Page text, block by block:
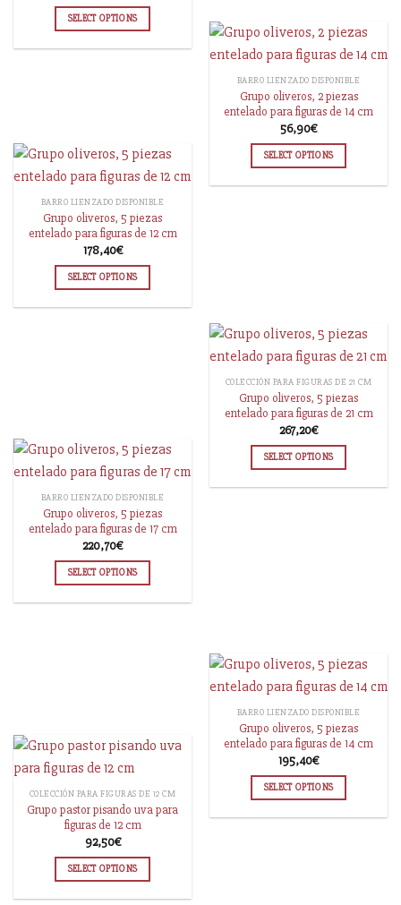
SELECT OPTIONS
BARRO LIENZADO DISPONIBLE
Grupo oliveros, 2 piezas
entelado para figuras de 14 cm
56,90€
SELECT OPTIONS
BARRO LIENZADO DISPONIBLE
Grupo oliveros, 5 piezas
entelado para figuras de 12 cm
178,40€
SELECT OPTIONS
COLECCIÓN PARA FIGURAS DE 21 CM
Grupo oliveros, 5 piezas
entelado para figuras de 21 cm
267,20€
SELECT OPTIONS
BARRO LIENZADO DISPONIBLE
Grupo oliveros, 5 piezas
entelado para figuras de 17 cm
220,70€
SELECT OPTIONS
BARRO LIENZADO DISPONIBLE
Grupo oliveros, 5 piezas
entelado para figuras de 14 cm
195,40€
SELECT OPTIONS
COLECCIÓN PARA FIGURAS DE 12 CM
Grupo pastor pisando uva para
figuras de 12 cm
92,50€
SELECT OPTIONS